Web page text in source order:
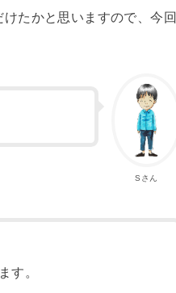
たかと思いますので、今回
Sさん
す。